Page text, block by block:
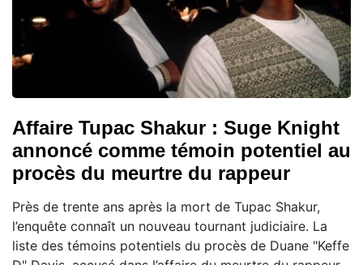
Affaire Tupac Shakur : Suge Knight
annoncé comme témoin potentiel au
procès du meurtre du rappeur
Près de trente ans après la mort de Tupac Shakur,
l’enquête connaît un nouveau tournant judiciaire. La
liste des témoins potentiels du procès de Duane "Keffe